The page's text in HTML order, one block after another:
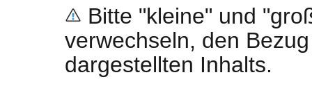
Bitte "kleine" und
verwechseln, den
dargestellten Inhalts.